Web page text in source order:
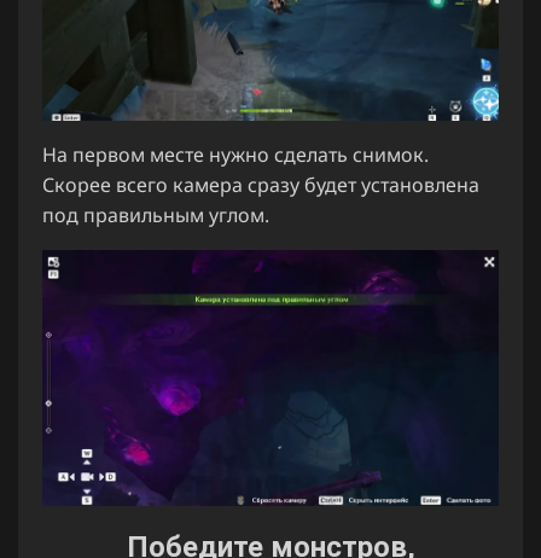
На первом месте нужно сделать снимок.
Скорее всего камера сразу будет установлена
под правильным углом.
Победите монстров,